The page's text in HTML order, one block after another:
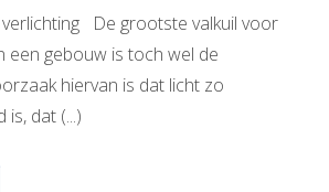
De grootste valkuil voor
een gebouw is toch wel de
hiervan is dat licht zo
is, dat (...)